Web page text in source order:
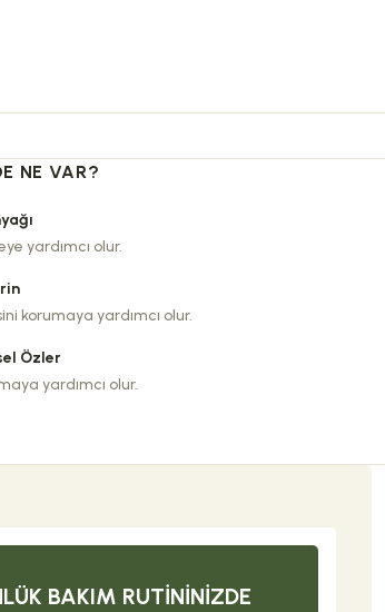
NE VAR?
yardımcı olur.
korumaya yardımcı olur.
Özler
yardımcı olur.
BAKIM RUTININIZDE